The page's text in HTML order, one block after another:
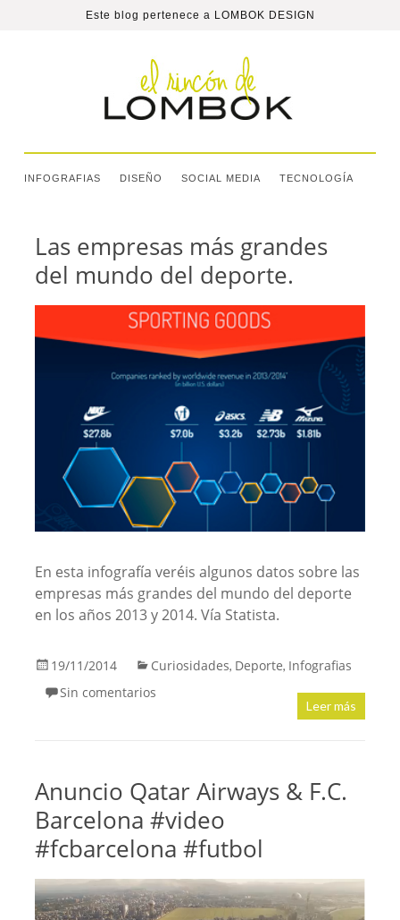
Este blog pertenece a LOMBOK DESIGN
INFOGRAFIAS DISEÑO SOCIAL MEDIA TECNOLOGÍA
Las empresas más grandes
del mundo del deporte.
En esta infografía veréis algunos datos sobre las
empresas más grandes del mundo del deporte
en los años 2013 y 2014. Vía Statista.
19/11/2014 Curiosidades, Deporte, Infografias
Sin comentarios
Leer más
Anuncio Qatar Airways & F.C.
Barcelona #video
#fcbarcelona #futbol